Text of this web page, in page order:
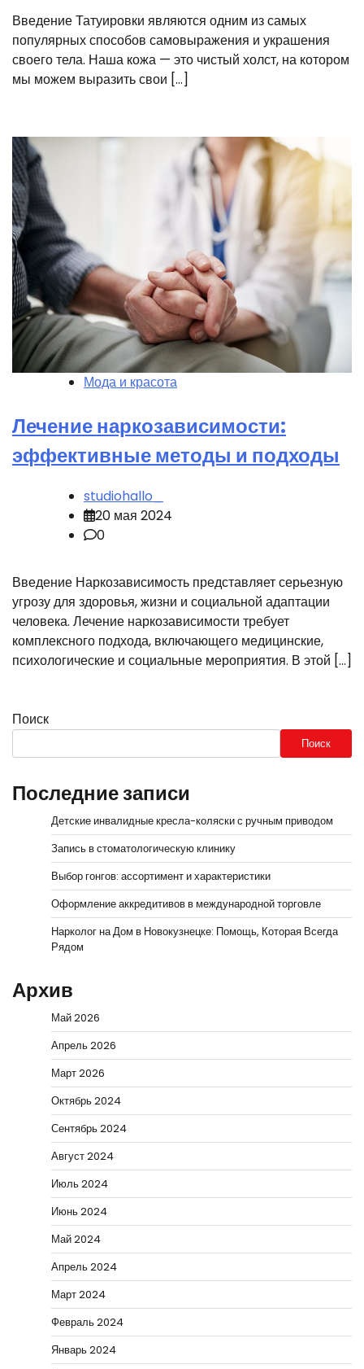
Введение Татуировки являются одним из самых
популярных способов самовыражения и украшения
своего тела. Наша кожа — это чистый холст, на котором
мы можем выразить свои […]
Мода и красота
Лечение наркозависимости:
эффективные методы и подходы
studiohallo_
20 мая 2024
0
Введение Наркозависимость представляет серьезную
угрозу для здоровья, жизни и социальной адаптации
человека. Лечение наркозависимости требует
комплексного подхода, включающего медицинские,
психологические и социальные мероприятия. В этой […]
Поиск
Поиск
Последние записи
Детские инвалидные кресла-коляски с ручным приводом
Запись в стоматологическую клинику
Выбор гонгов: ассортимент и характеристики
Оформление аккредитивов в международной торговле
Нарколог на Дом в Новокузнецке: Помощь, Которая Всегда
Рядом
Архив
Май 2026
Апрель 2026
Март 2026
Октябрь 2024
Сентябрь 2024
Август 2024
Июль 2024
Июнь 2024
Май 2024
Апрель 2024
Март 2024
Февраль 2024
Январь 2024